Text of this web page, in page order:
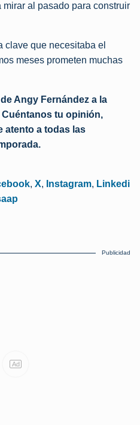
al pasado para construir
clave que necesitaba el
meses prometen muchas
Angy Fernández a la
tu opinión,
atento a todas las
, X, Instagram, Linkedi
Publicidad
Ad